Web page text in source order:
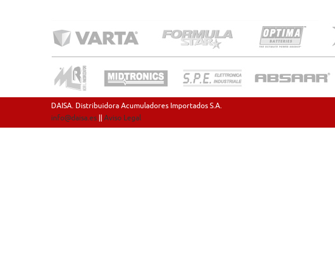
DAISA. Distribuidora Acumuladores Importados S.A.
info@daisa.es
Aviso Legal